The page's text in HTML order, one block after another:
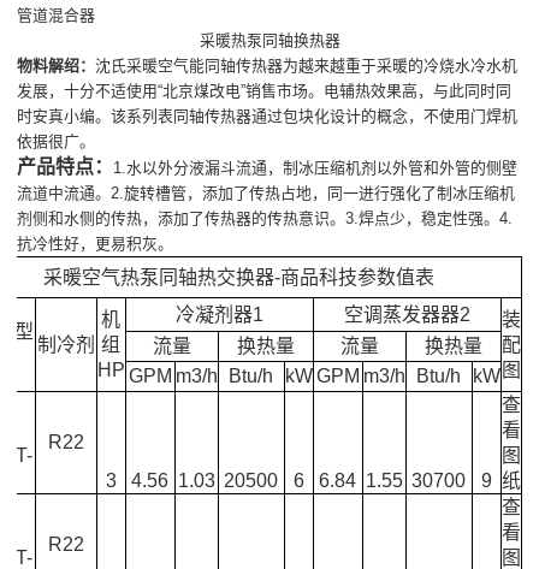
管道混合器
采暖热泵同轴换热器
物料解绍：沈氏采暖空气能同轴传热器为越来越重于采暖的冷烧水冷水机
发展，十分不适使用“北京煤改电”销售市场。电辅热效果高，与此同时同
时安真小编。该系列表同轴传热器通过包块化设计的概念，不使用门焊机
依据很广。
产品特点：
1.水以外分液漏斗流通，制冰压缩机剂以外管和外管的侧壁
流道中流通。2.旋转槽管，添加了传热占地，同一进行强化了制冰压缩机
剂侧和水侧的传热，添加了传热器的传热意识。3.焊点少，稳定性强。4.
抗冷性好，更易积灰。
采暖空气热泵同轴热交换器-商品科技参数值表
型
制冷剂
机
组
HP
冷凝剂器1 空调蒸发器器2
装
配
图
流量 换热量 流量
换热量
GPM m3/h Btu/h kW GPM m3/h Btu/h kW
R22
3
4.56 1.03 20500 6 6.84 1.55 30700 9
查
看
图
纸
R22
查
看
图